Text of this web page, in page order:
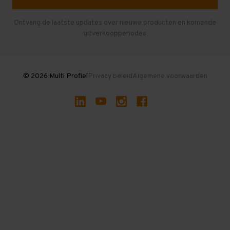
Gebruikte entresolvloeren
Ontvang de laatste updates over nieuwe producten en komende
uitverkoopperiodes
© 2026 Multi ProfielPrivacy beleidAlgemene voorwaarden